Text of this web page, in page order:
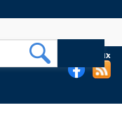
sur les réseaux sociaux